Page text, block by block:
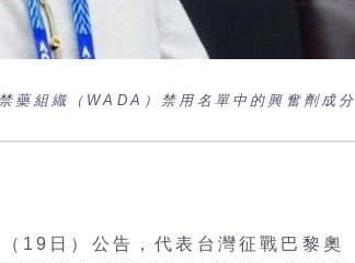
藥組織（WADA）禁用名單中的興奮劑成分
19日）公告，代表台灣征戰巴黎奧